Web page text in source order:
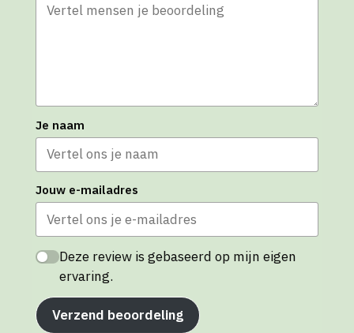
Je naam
Jouw e-mailadres
Deze review is gebaseerd op mijn eigen
ervaring.
Verzend beoordeling